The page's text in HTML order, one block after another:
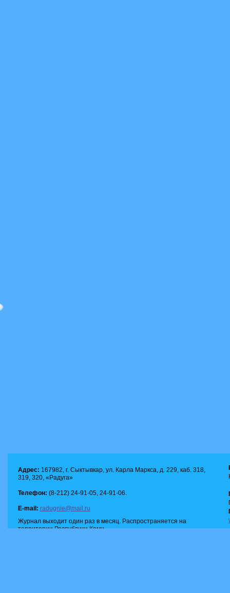
Адрес: 167982, г. Сыктывкар, ул. Карла Маркса, д. 229, каб. 318,
319, 320, «Радуга»
Телефон: (8-212) 24-91-05, 24-91-06.
E-mail: radugnie@mail.ru
Журнал выходит один раз в месяц. Распространяется на
территории Республики Коми.